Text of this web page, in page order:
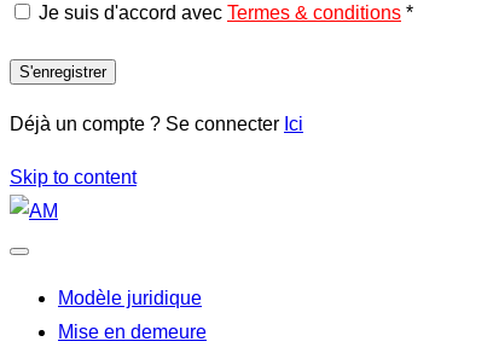
Je suis d'accord avec Termes & conditions *
S'enregistrer
Déjà un compte ? Se connecter Ici
Skip to content
Modèle juridique
Mise en demeure